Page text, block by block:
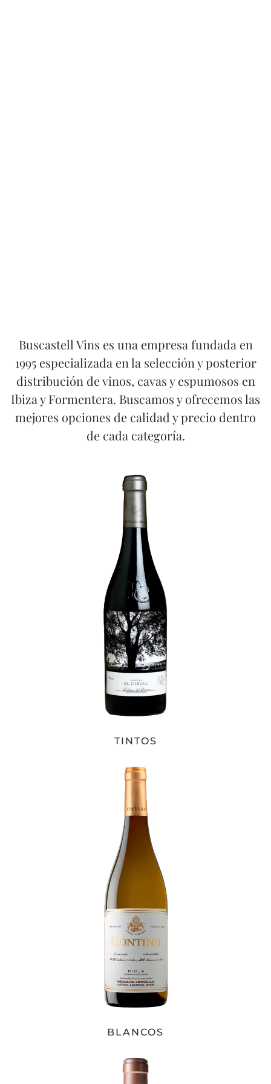
Buscastell Vins es una empresa fundada en
1995 especializada en la selección y posterior
distribución de vinos, cavas y espumosos en
Ibiza y Formentera. Buscamos y ofrecemos las
mejores opciones de calidad y precio dentro
de cada categoría.
TINTOS
BLANCOS